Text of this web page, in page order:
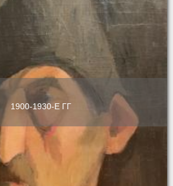
1900-1930-Е ГГ